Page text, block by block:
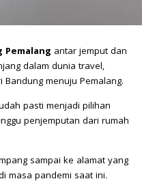
Pemalang antar jemput dan
dalam dunia travel,
menuju Pemalang.
pasti menjadi pilihan
penjemputan dari rumah
sampai ke alamat yang
masa pandemi saat ini.